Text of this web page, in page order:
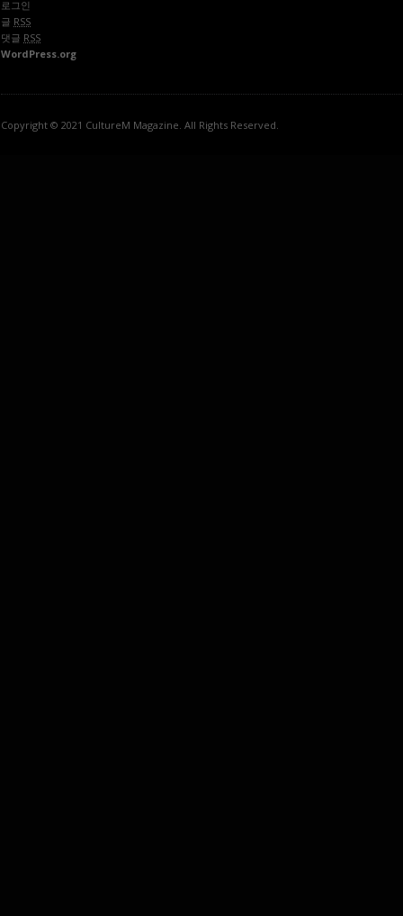
로그인
글 RSS
댓글 RSS
WordPress.org
Copyright © 2021 CultureM Magazine. All Rights Reserved.